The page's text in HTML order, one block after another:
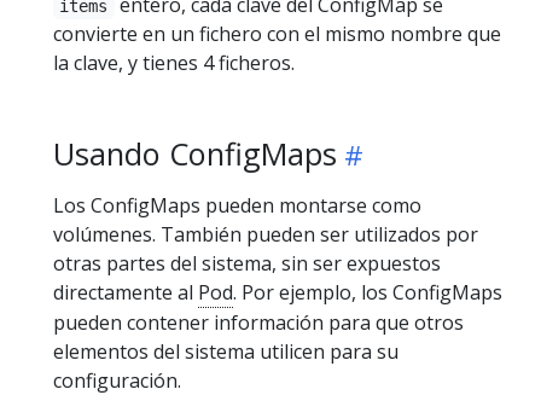
items
convierte en un fichero con el mismo nombre que
la clave, y tienes 4 ficheros.
Usando ConfigMaps
Los ConfigMaps pueden montarse como
volúmenes. También pueden ser utilizados por
otras partes del sistema, sin ser expuestos
directamente al Pod. Por ejemplo, los ConfigMaps
pueden contener información para que otros
elementos del sistema utilicen para su
configuración.